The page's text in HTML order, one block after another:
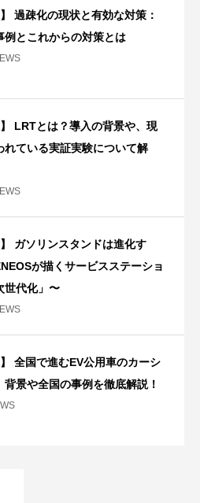
】 過疎化の現状と有効な対策：
例とこれからの対策とは
】 LRTとは？導入の背景や、現
れている実証実験について解
】 ガソリンスタンドは進化す
が描くサービスステーショ
世代化」〜
】 全国で進むEV公用車のカーシ
背景や全国の事例を徹底解説！